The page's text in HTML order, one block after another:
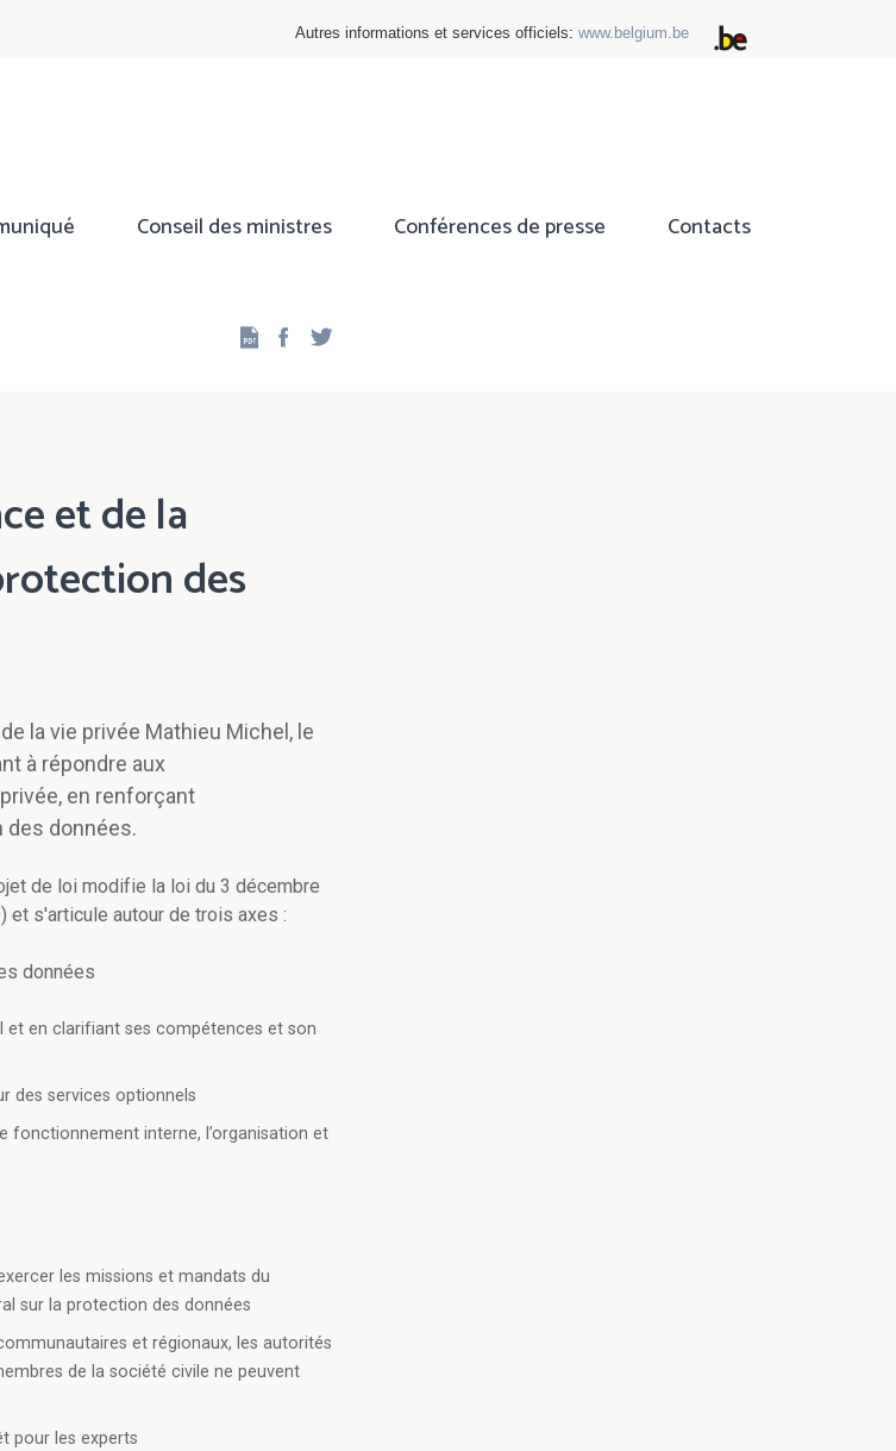
Autres informations et services officiels: www.belgium.be
Conseil des ministres Conférences de presse Contacts
Facebook
et de la
des
la vie privée Mathieu Michel, le
à répondre aux
en renforçant
des données.
de loi modifie la loi du 3 décembre
et s'articule autour de trois axes :
données
en clarifiant ses compétences et son
des services optionnels
fonctionnement interne, l’organisation et
les missions et mandats du
sur la protection des données
et régionaux, les autorités
de la société civile ne peuvent
pour les experts